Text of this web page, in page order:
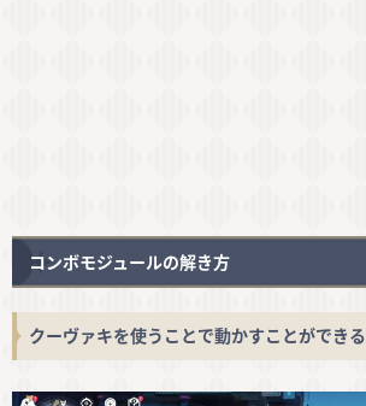
コンボモジュールの解き方
クーヴァキを使うことで動かすことができる